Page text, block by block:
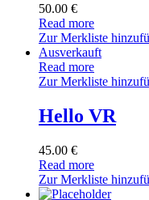
50.00 €
Read more
Zur Merkliste
Ausverkauft
Read more
Zur Merkliste
Hello VR
45.00 €
Read more
Zur Merkliste